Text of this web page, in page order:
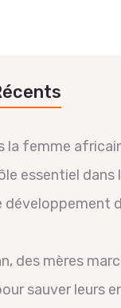
la femme
essentiel dans
développement
des mères
sauver leurs